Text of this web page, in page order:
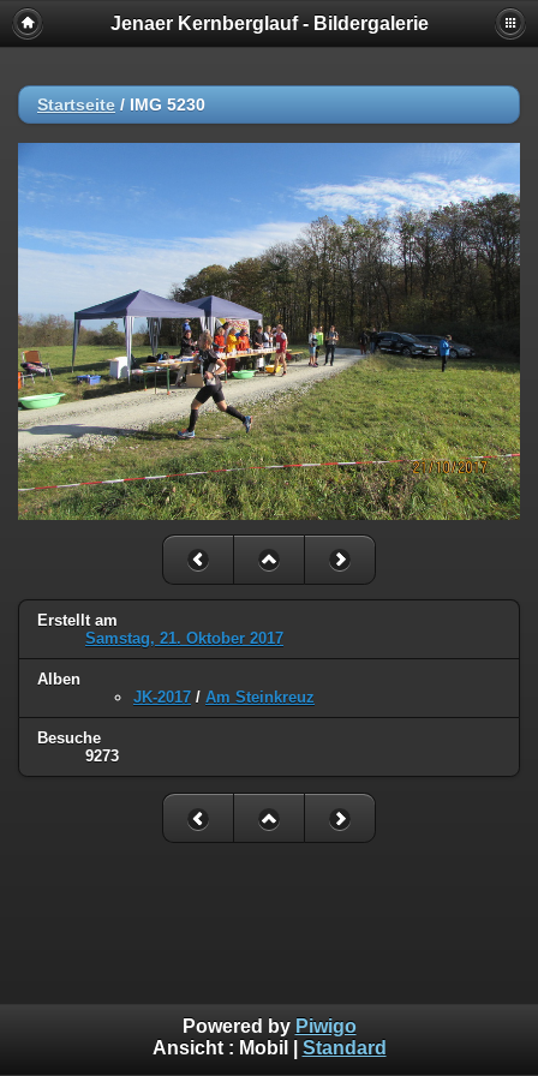
Jenaer Kernberglauf - Bildergalerie
Startseite / IMG 5230
Erstellt am
Samstag, 21. Oktober 2017
Alben
JK-2017 / Am Steinkreuz
Besuche
9273
Powered by Piwigo
Ansicht : Mobil Standard